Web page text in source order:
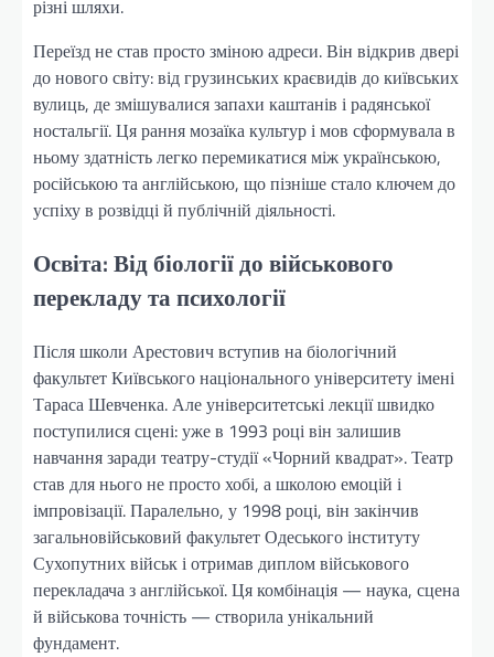
різні шляхи.
Переїзд не став просто зміною адреси. Він відкрив двері
до нового світу: від грузинських краєвидів до київських
вулиць, де змішувалися запахи каштанів і радянської
ностальгії. Ця рання мозаїка культур і мов сформувала в
ньому здатність легко перемикатися між українською,
російською та англійською, що пізніше стало ключем до
успіху в розвідці й публічній діяльності.
Освіта: Від біології до військового
перекладу та психології
Після школи Арестович вступив на біологічний
факультет Київського національного університету імені
Тараса Шевченка. Але університетські лекції швидко
поступилися сцені: уже в 1993 році він залишив
навчання заради театру-студії «Чорний квадрат». Театр
став для нього не просто хобі, а школою емоцій і
імпровізації. Паралельно, у 1998 році, він закінчив
загальновійськовий факультет Одеського інституту
Сухопутних військ і отримав диплом військового
перекладача з англійської. Ця комбінація — наука, сцена
й військова точність — створила унікальний
фундамент.